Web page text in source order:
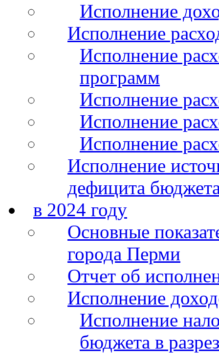
Исполнение
Исполнение
Исполнение
программ
Исполнение
Исполнение
Исполнение
Исполнение
дефицита
в 2024 году
Основные
города Перми
Отчет об
Исполнение
Исполнение
бюджета в